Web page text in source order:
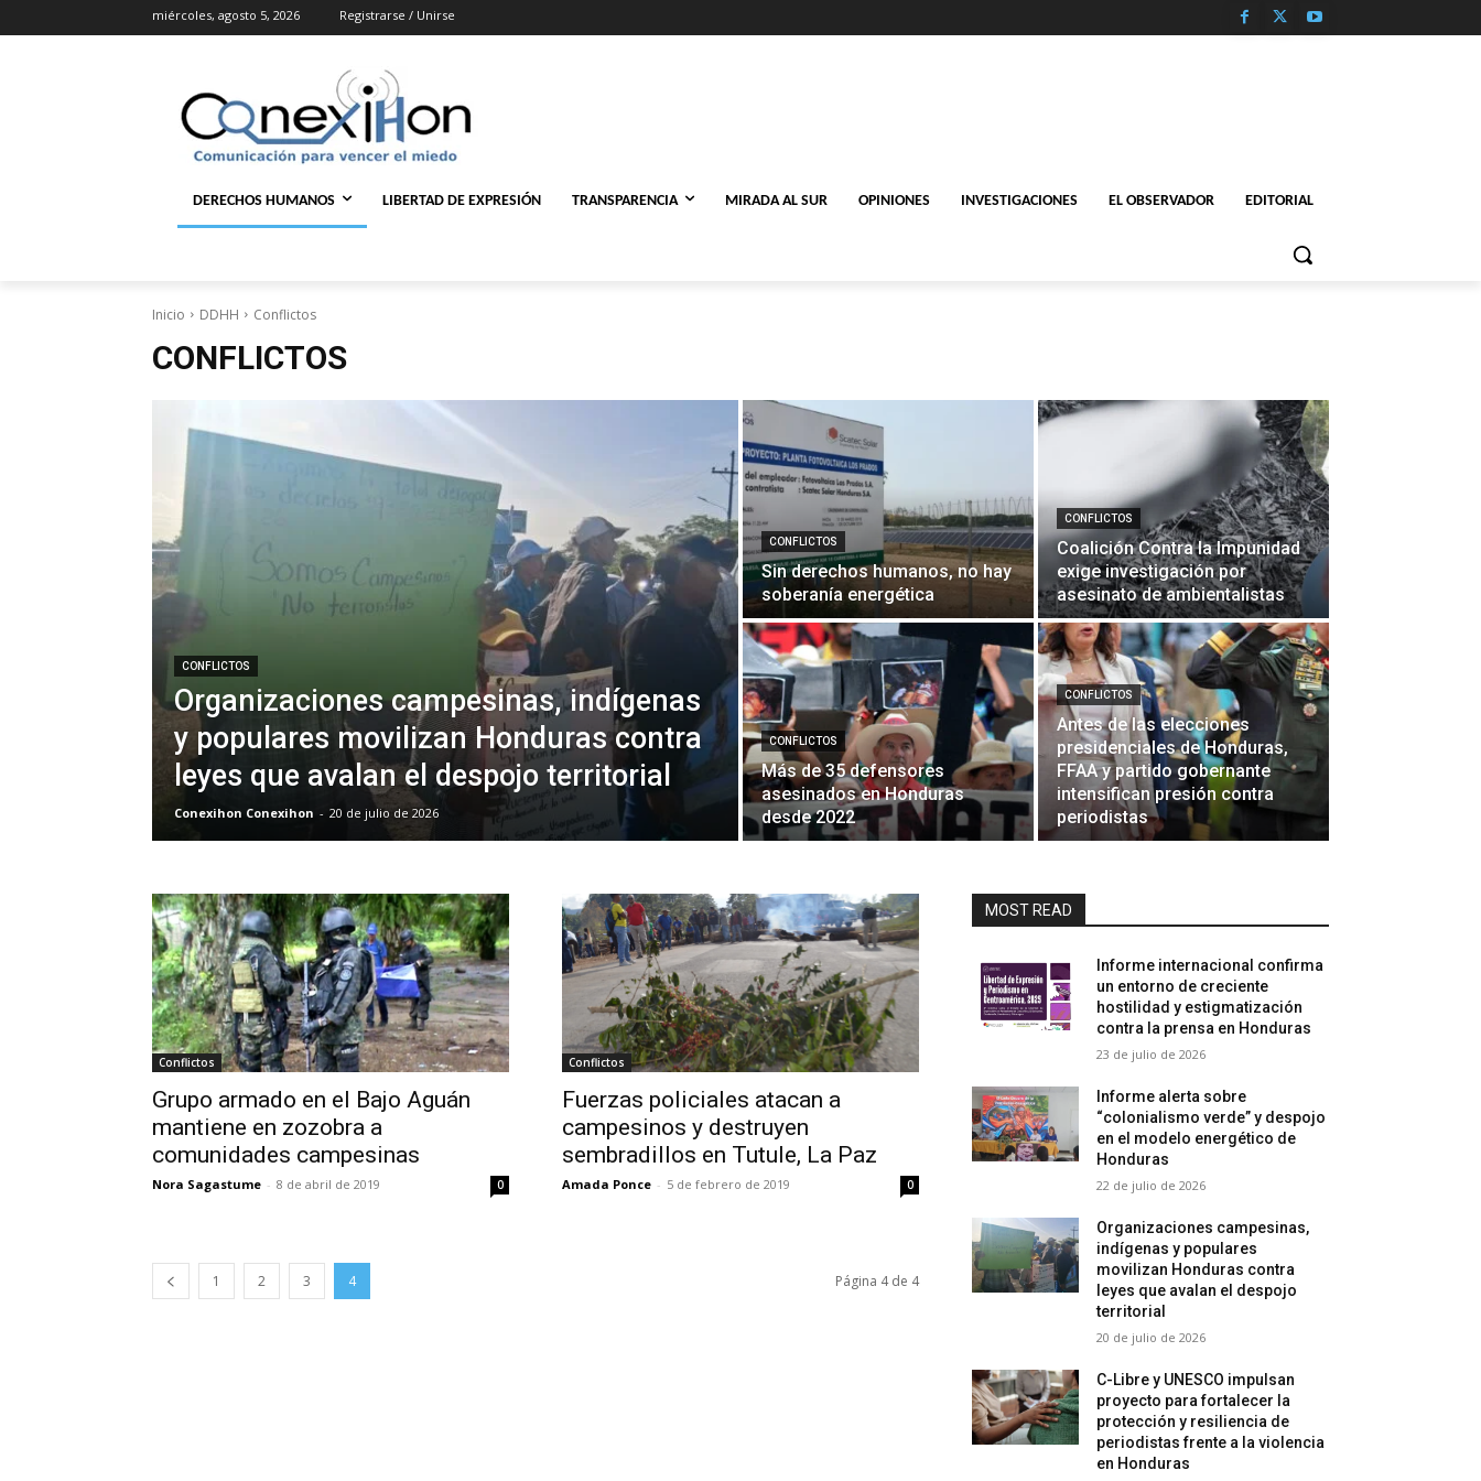
miércoles, agosto 5, 2026 Registrarse / Unirse
DERECHOS HUMANOS LIBERTAD DE EXPRESIÓN TRANSPARENCIA MIRADA AL SUR OPINIONES INVESTIGACIONES EL OBSERVADOR EDITORIAL
Inicio DDHH Conflictos
CONFLICTOS
CONFLICTOS
Organizaciones campesinas, indígenas
y populares movilizan Honduras contra
leyes que avalan el despojo territorial
Conexihon Conexihon - 20 de julio de 2026
CONFLICTOS
Sin derechos humanos, no hay
soberanía energética
CONFLICTOS
Coalición Contra la Impunidad
exige investigación por
asesinato de ambientalistas
CONFLICTOS
Más de 35 defensores
asesinados en Honduras
desde 2022
CONFLICTOS
Antes de las elecciones
presidenciales de Honduras,
FFAA y partido gobernante
intensifican presión contra
periodistas
Conflictos
Grupo armado en el Bajo Aguán
mantiene en zozobra a
comunidades campesinas
Nora Sagastume - 8 de abril de 2019 0
Conflictos
Fuerzas policiales atacan a
campesinos y destruyen
sembradillos en Tutule, La Paz
Amada Ponce - 5 de febrero de 2019 0
1 2 3 4 Página 4 de 4
MOST READ
Informe internacional confirma
un entorno de creciente
hostilidad y estigmatización
contra la prensa en Honduras
23 de julio de 2026
Informe alerta sobre
“colonialismo verde” y despojo
en el modelo energético de
Honduras
22 de julio de 2026
Organizaciones campesinas,
indígenas y populares
movilizan Honduras contra
leyes que avalan el despojo
territorial
20 de julio de 2026
C-Libre y UNESCO impulsan
proyecto para fortalecer la
protección y resiliencia de
periodistas frente a la violencia
en Honduras